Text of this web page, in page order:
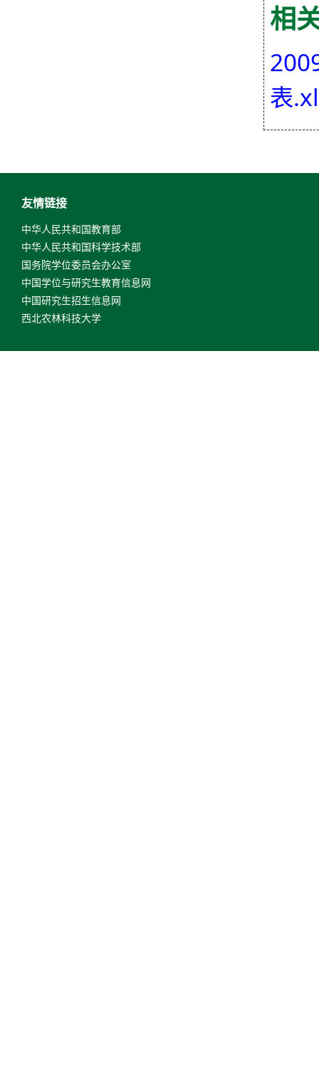
相
表
友情链接
中华人民共和国教育部
中华人民共和国科学技术部
国务院学位委员会办公室
中国学位与研究生教育信息网
中国研究生招生信息网
西北农林科技大学